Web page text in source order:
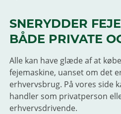
SNERYDDER
BÅDE PRIVATE
Alle kan have glæde af at
fejemaskine, uanset om det
erhvervsbrug. På vores side
handler som privatperson
erhvervsdrivende.